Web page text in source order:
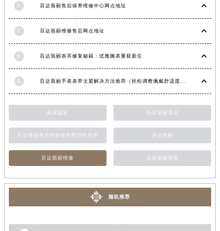
6 百达翡丽售后保养维修中心网点地址
百达翡丽维修售后网点地址
8 百达翡丽表耳修复秘籍：优雅腕表重获新生
9 百达翡丽手表表带太紧解决方法推荐（轻松调整佩戴舒适度指南）
真假鉴定 百达翡丽售后
百达翡丽售后维修保养费用价目表 百达翡丽
百达翡丽维修 百达翡丽保养
随机推荐